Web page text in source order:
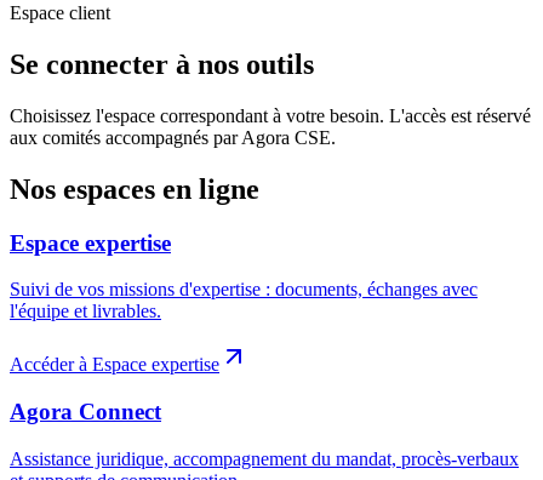
Espace client
Se connecter à nos outils
Choisissez l'espace correspondant à votre besoin. L'accès est réservé
aux comités accompagnés par Agora CSE.
Nos espaces en ligne
Espace expertise
Suivi de vos missions d'expertise : documents, échanges avec
l'équipe et livrables.
Accéder à Espace expertise
Agora Connect
Assistance juridique, accompagnement du mandat, procès-verbaux